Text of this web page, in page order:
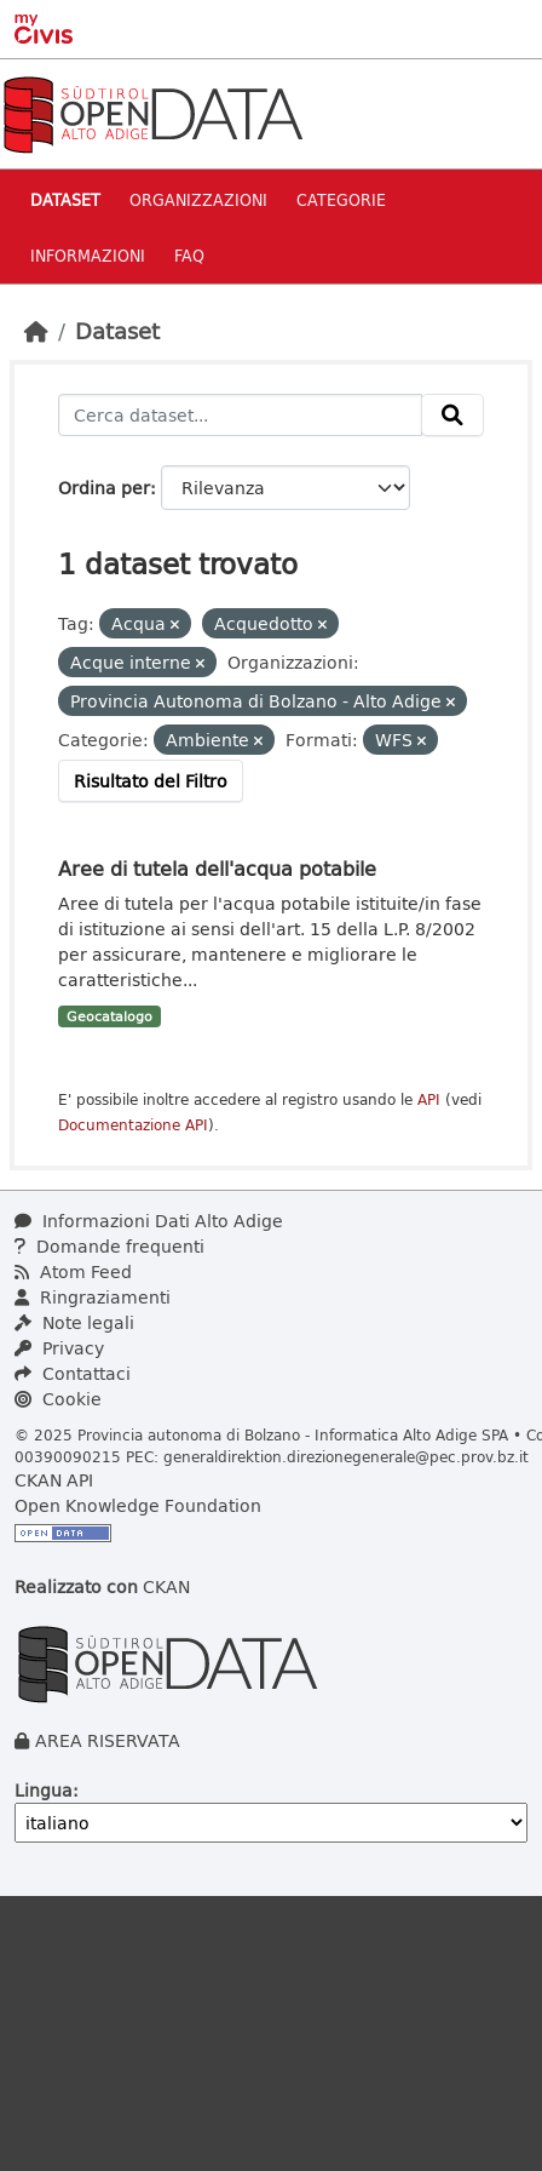
Skip to main content
DATASET ORGANIZZAZIONI CATEGORIE
INFORMAZIONI FAQ
Dataset
Ordina per
1 dataset trovato
Tag: Acqua
Acquedotto
Acque interne
Organizzazioni:
Provincia Autonoma di Bolzano - Alto Adige
Categorie:
Ambiente Formati:
WFS
Risultato del Filtro
Aree di tutela dell'acqua potabile
Aree di tutela per l'acqua potabile istituite/in fase
di istituzione ai sensi dell'art. 15 della L.P. 8/2002
per assicurare, mantenere e migliorare le
caratteristiche...
Geocatalogo
E' possibile inoltre accedere al registro usando le API (vedi
Documentazione API).
Informazioni Dati Alto Adige
Domande frequenti
Atom Feed
Ringraziamenti
Note legali
Privacy
Contattaci
Cookie
© 2025 Provincia autonoma di Bolzano - Informatica Alto Adige SPA •
00390090215 PEC: generaldirektion.direzionegenerale@pec.prov.bz.it
CKAN API
Open Knowledge Foundation
Realizzato conCKAN
AREA RISERVATA
Lingua